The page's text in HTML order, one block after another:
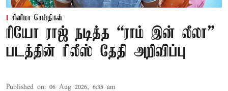
சினிமா செய்திகள்
ரியோ ராஜ் நடித்த “ராம் இன் லீலா”
படத்தின் ரிலீஸ் தேதி அறிவிப்பு
Published on: 06 Aug 2026, 6:35 am